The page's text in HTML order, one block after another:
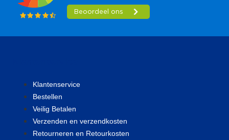
Klantenservice
Bestellen
Veilig Betalen
Verzenden en verzendkosten
Retourneren en Retourkosten